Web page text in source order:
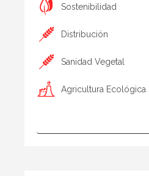
Sostenibilidad
Distribución
Sanidad Vegetal
Agricultura Ecológica